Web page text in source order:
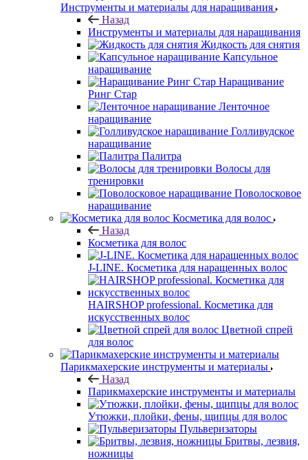
Инструменты и материалы для наращивания
Назад
Инструменты и материалы для наращивания
Жидкость для снятия
Капсульное
наращивание
Наращивание
Ринг Стар
Ленточное
наращивание
Голливудское
наращивание
Палитра
Волосы для
тренировки
Поволосковое
наращивание
Косметика для волос
Назад
Косметика для волос
J-LINE. Косметика для наращенных волос
HAIRSHOP professional. Косметика для
искусственных волос
Цветной спрей
для волос
Парикмахерские инструменты и материалы
Назад
Парикмахерские инструменты и материалы
Утюжки, плойки, фены, щипцы для волос
Пульверизаторы
Бритвы, лезвия,
ножницы